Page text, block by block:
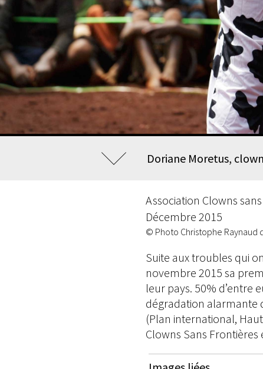
Doriane Moretus,
Association Clowns
Décembre 2015
© Photo Christophe Raynaud
Suite aux troubles qui
novembre 2015 sa
leur pays. 50% d’entre
dégradation alarmante
(Plan international,
Clowns Sans